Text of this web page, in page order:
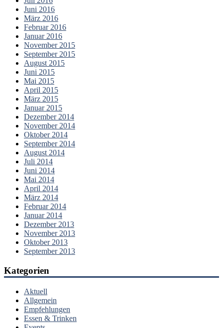
Juni 2016
März 2016
Februar 2016
Januar 2016
November 2015
September 2015
August 2015
Juni 2015
Mai 2015
April 2015
März 2015
Januar 2015
Dezember 2014
November 2014
Oktober 2014
September 2014
August 2014
Juli 2014
Juni 2014
Mai 2014
April 2014
März 2014
Februar 2014
Januar 2014
Dezember 2013
November 2013
Oktober 2013
September 2013
Kategorien
Aktuell
Allgemein
Empfehlungen
Essen & Trinken